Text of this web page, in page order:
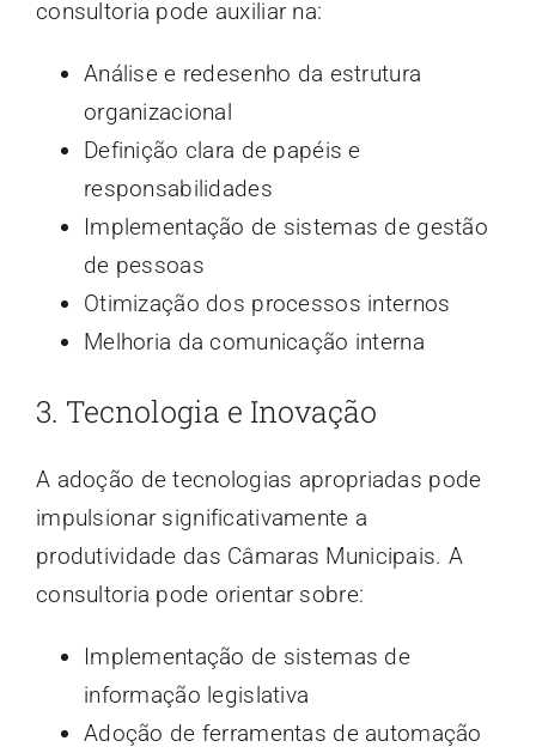
consultoria pode auxiliar na:
Análise e redesenho da estrutura
organizacional
Definição clara de papéis e
responsabilidades
Implementação de sistemas de gestão
de pessoas
Otimização dos processos internos
Melhoria da comunicação interna
3. Tecnologia e Inovação
A adoção de tecnologias apropriadas pode
impulsionar significativamente a
produtividade das Câmaras Municipais. A
consultoria pode orientar sobre:
Implementação de sistemas de
informação legislativa
Adoção de ferramentas de automação